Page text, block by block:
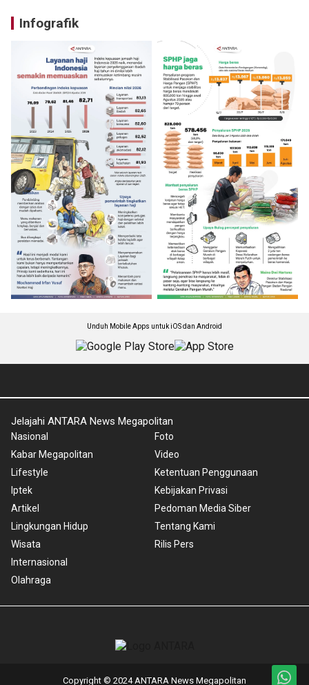
Infografik
Unduh Mobile Apps untuk iOS dan Android
Jelajahi ANTARA News Megapolitan
Nasional
Kabar Megapolitan
Lifestyle
Iptek
Artikel
Lingkungan Hidup
Wisata
Internasional
Olahraga
Foto
Video
Ketentuan Penggunaan
Kebijakan Privasi
Pedoman Media Siber
Tentang Kami
Rilis Pers
Copyright © 2024 ANTARA News Megapolitan